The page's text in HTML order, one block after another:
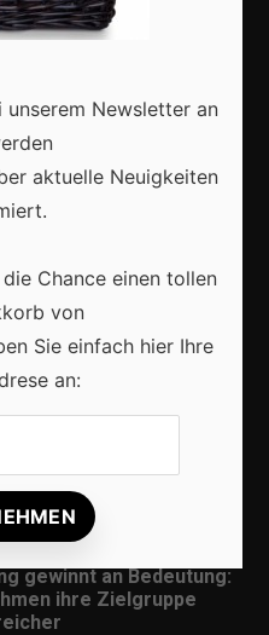
bleibt der
Kunden
gewinnt an Bedeutung:
ihre Zielgruppe
Newsletter an
aktuelle Neuigkeiten
Chance einen tollen
von
Sie einfach hier Ihre
an: